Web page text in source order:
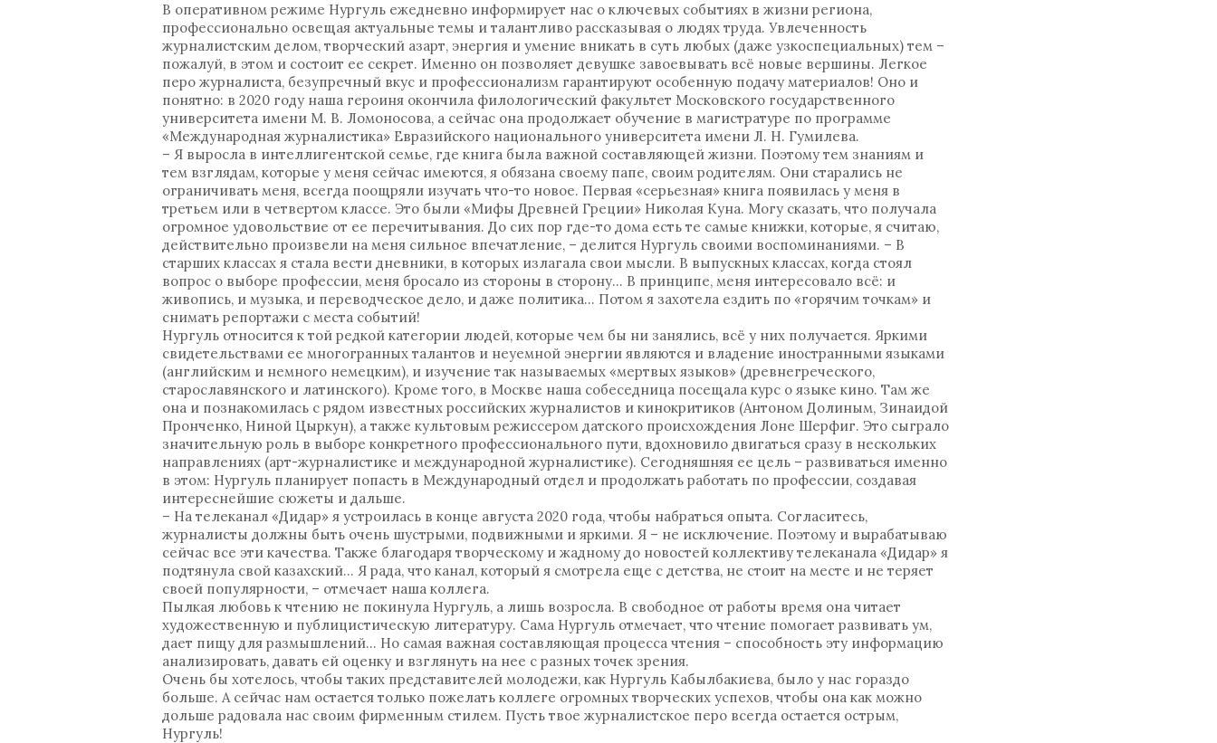
В оперативном режиме Нургуль ежедневно информирует нас о ключевых событиях в жизни региона,
профессионально освещая актуальные темы и талантливо рассказывая о людях труда. Увлеченность
журналистским делом, творческий азарт, энергия и умение вникать в суть любых (даже узкоспециальных) тем –
пожалуй, в этом и состоит ее секрет. Именно он позволяет девушке завоевывать всё новые вершины. Легкое
перо журналиста, безупречный вкус и профессионализм гарантируют особенную подачу материалов! Оно и
понятно: в 2020 году наша героиня окончила филологический факультет Московского государственного
университета имени М. В. Ломоносова, а сейчас она продолжает обучение в магистратуре по программе
«Международная журналистика» Евразийского национального университета имени Л. Н. Гумилева.
– Я выросла в интеллигентской семье, где книга была важной составляющей жизни. Поэтому тем знаниям и
тем взглядам, которые у меня сейчас имеются, я обязана своему папе, своим родителям. Они старались не
ограничивать меня, всегда поощряли изучать что-то новое. Первая «серьезная» книга появилась у меня в
третьем или в четвертом классе. Это были «Мифы Древней Греции» Николая Куна. Могу сказать, что получала
огромное удовольствие от ее перечитывания. До сих пор где-то дома есть те самые книжки, которые, я считаю,
действительно произвели на меня сильное впечатление, – делится Нургуль своими воспоминаниями. – В
старших классах я стала вести дневники, в которых излагала свои мысли. В выпускных классах, когда стоял
вопрос о выборе профессии, меня бросало из стороны в сторону… В принципе, меня интересовало всё: и
живопись, и музыка, и переводческое дело, и даже политика… Потом я захотела ездить по «горячим точкам» и
снимать репортажи с места событий!
Нургуль относится к той редкой категории людей, которые чем бы ни занялись, всё у них получается. Яркими
свидетельствами ее многогранных талантов и неуемной энергии являются и владение иностранными языками
(английским и немного немецким), и изучение так называемых «мертвых языков» (древнегреческого,
старославянского и латинского). Кроме того, в Москве наша собеседница посещала курс о языке кино. Там же
она и познакомилась с рядом известных российских журналистов и кинокритиков (Антоном Долиным, Зинаидой
Пронченко, Ниной Цыркун), а также культовым режиссером датского происхождения Лоне Шерфиг. Это сыграло
значительную роль в выборе конкретного профессионального пути, вдохновило двигаться сразу в нескольких
направлениях (арт-журналистике и международной журналистике). Сегодняшняя ее цель – развиваться именно
в этом: Нургуль планирует попасть в Международный отдел и продолжать работать по профессии, создавая
интереснейшие сюжеты и дальше.
– На телеканал «Дидар» я устроилась в конце августа 2020 года, чтобы набраться опыта. Согласитесь,
журналисты должны быть очень шустрыми, подвижными и яркими. Я – не исключение. Поэтому и вырабатываю
сейчас все эти качества. Также благодаря творческому и жадному до новостей коллективу телеканала «Дидар» я
подтянула свой казахский… Я рада, что канал, который я смотрела еще с детства, не стоит на месте и не теряет
своей популярности, – отмечает наша коллега.
Пылкая любовь к чтению не покинула Нургуль, а лишь возросла. В свободное от работы время она читает
художественную и публицистическую литературу. Сама Нургуль отмечает, что чтение помогает развивать ум,
дает пищу для размышлений… Но самая важная составляющая процесса чтения – способность эту информацию
анализировать, давать ей оценку и взглянуть на нее с разных точек зрения.
Очень бы хотелось, чтобы таких представителей молодежи, как Нургуль Кабылбакиева, было у нас гораздо
больше. А сейчас нам остается только пожелать коллеге огромных творческих успехов, чтобы она как можно
дольше радовала нас своим фирменным стилем. Пусть твое журналистское перо всегда остается острым,
Нургуль!